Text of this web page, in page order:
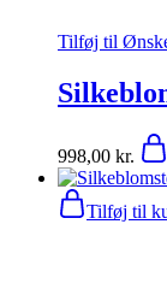
Tilføj til
998,00 kr.
Tilføj til